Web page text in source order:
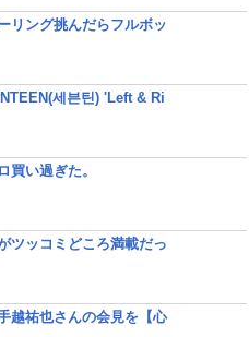
リング挑んだらフルボッ
세븐틴) 'Left & Ri
買い過ぎた。
ツッコミどころ満載だっ
越祐也さんの会見を【心